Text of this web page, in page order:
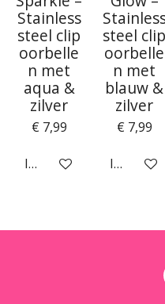
Stainless
steel clip
oorbelle
n met
aqua &
zilver
€ 7,99
In winkelwagen
steel clip
oorbelle
n met
blauw &
zilver
€ 7,99
In